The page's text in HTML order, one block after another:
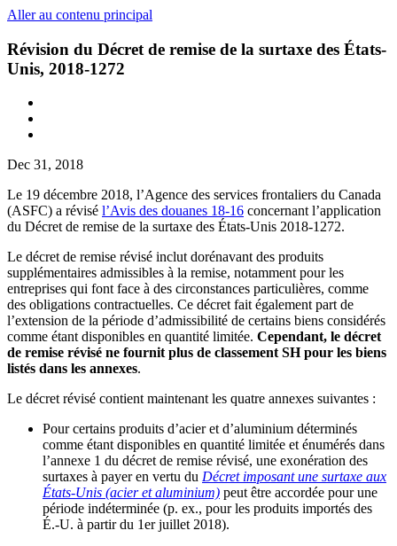
Aller au contenu principal
Révision du Décret de remise de la surtaxe des États-
Unis, 2018-1272
Dec 31, 2018
Le 19 décembre 2018, l’Agence des services frontaliers du Canada
(ASFC) a révisé l’Avis des douanes 18-16 concernant l’application
du Décret de remise de la surtaxe des États-Unis 2018-1272.
Le décret de remise révisé inclut dorénavant des produits
supplémentaires admissibles à la remise, notamment pour les
entreprises qui font face à des circonstances particulières, comme
des obligations contractuelles. Ce décret fait également part de
l’extension de la période d’admissibilité de certains biens considérés
comme étant disponibles en quantité limitée. Cependant, le décret
de remise révisé ne fournit plus de classement SH pour les biens
listés dans les annexes.
Le décret révisé contient maintenant les quatre annexes suivantes :
Pour certains produits d’acier et d’aluminium déterminés
comme étant disponibles en quantité limitée et énumérés dans
l’annexe 1 du décret de remise révisé, une exonération des
surtaxes à payer en vertu du Décret imposant une surtaxe aux
États-Unis (acier et aluminium) peut être accordée pour une
période indéterminée (p. ex., pour les produits importés des
É.-U. à partir du 1er juillet 2018).